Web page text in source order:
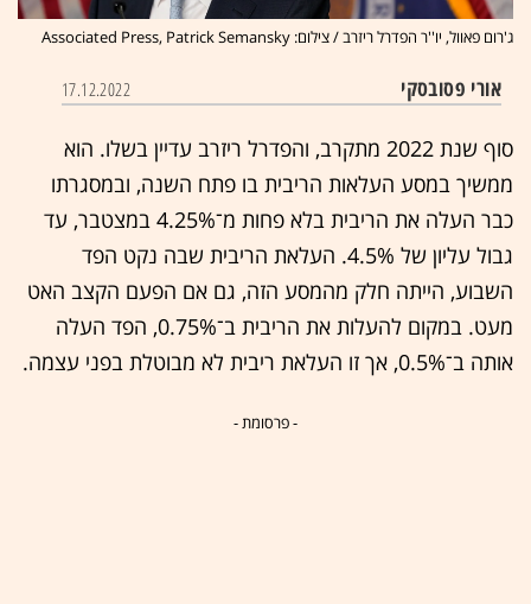
ג'רום פאוול, יו''ר הפדרל ריזרב / צילום: Associated Press, Patrick Semansky
אורי פסובסקי 17.12.2022
סוף שנת 2022 מתקרב, והפדרל ריזרב עדיין בשלו. הוא
ממשיך במסע העלאות הריבית בו פתח השנה, ובמסגרתו
כבר העלה את הריבית בלא פחות מ־4.25% במצטבר, עד
גבול עליון של 4.5%. העלאת הריבית שבה נקט הפד
השבוע, הייתה חלק מהמסע הזה, גם אם הפעם הקצב האט
מעט. במקום להעלות את הריבית ב־0.75%, הפד העלה
אותה ב־0.5%, אך זו העלאת ריבית לא מבוטלת בפני עצמה.
- פרסומת -